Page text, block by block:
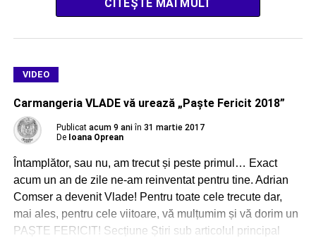
CITEȘTE MAI MULT
VIDEO
Carmangeria VLADE vă urează „Paște Fericit 2018”
Publicat acum 9 ani în 31 martie 2017
De Ioana Oprean
Întamplător, sau nu, am trecut și peste primul… Exact
acum un an de zile ne-am reinventat pentru tine. Adrian
Comser a devenit Vlade! Pentru toate cele trecute dar,
mai ales, pentru cele viitoare, vă mulțumim și vă dorim un
PAȘTE FERICIT! Secțiune Știri sub articolul principal